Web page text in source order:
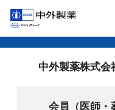
中外製薬株式
会員（医師・